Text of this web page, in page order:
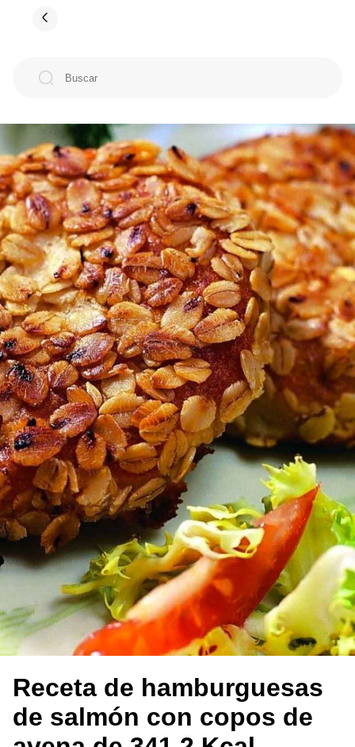
Receta de hamburguesas
de salmón con copos de